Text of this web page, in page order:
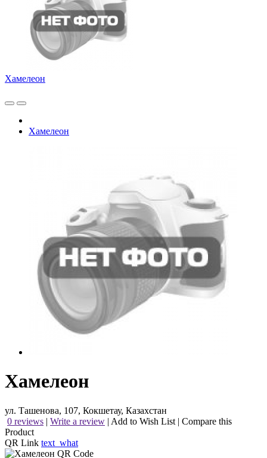
Хамелеон
Хамелеон
Хамелеон
ул. Ташенова, 107, Кокшетау, Казахстан
0 reviews | Write a review | Add to Wish List | Compare this
Product
QR Link text_what